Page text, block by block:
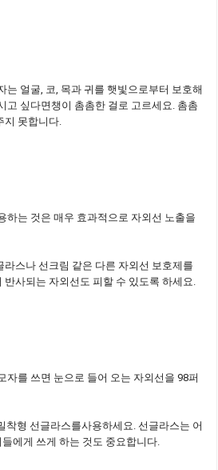
는 얼굴, 코, 목과 귀를 햇빛으로부터 보호해
고 싶다면챙이 촘촘한 걸로 고르세요. 촘촘
못합니다.
하는 것은 매우 효과적으로 자외선 노출을
라스나 선크림 같은 다른 자외선 보호제를
사되는 자외선도 피할 수 있도록 하세요.
자를 쓰면 눈으로 들어 오는 자외선을 98퍼
착형 선글라스를사용하세요. 선글라스는 어
에게 쓰게 하는 것도 중요합니다.